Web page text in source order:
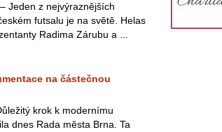
– Jeden z nejvýraznějších
futsalu je na světě. Helas
Radima Zárubu a ...
na částečnou
krok k modernímu
dnes Rada města Brna. Ta